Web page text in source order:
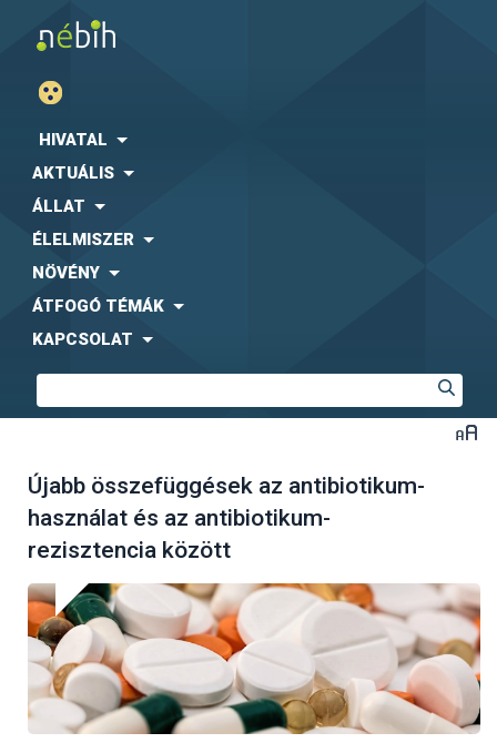
HIVATAL
AKTUÁLIS
ÁLLAT
ÉLELMISZER
NÖVÉNY
ÁTFOGÓ TÉMÁK
KAPCSOLAT
Újabb összefüggések az antibiotikum-
használat és az antibiotikum-
rezisztencia között